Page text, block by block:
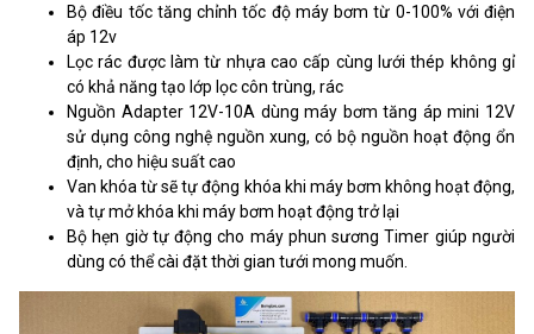
Bộ điều tốc tăng chỉnh tốc độ máy bơm từ 0-100% với điện
áp 12v
Lọc rác được làm từ nhựa cao cấp cùng lưới thép không gỉ
có khả năng tạo lớp lọc côn trùng, rác
Nguồn Adapter 12V-10A dùng máy bơm tăng áp mini 12V
sử dụng công nghệ nguồn xung, có bộ nguồn hoạt động ổn
định, cho hiệu suất cao
Van khóa từ sẽ tự động khóa khi máy bơm không hoạt động,
và tự mở khóa khi máy bơm hoạt động trở lại
Bộ hẹn giờ tự động cho máy phun sương Timer giúp người
dùng có thể cài đặt thời gian tưới mong muốn.